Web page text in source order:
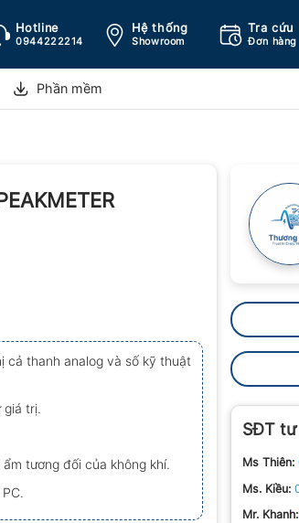
Hotline
0944222214
Hệ thống
Showroom
Tra cứu
Đơn hàng
Phần mềm
SĐT tư
Ms Thiên:
Ms. Kiều:
Mr. Khanh:
cả thanh analog và số kỹ thuật
giá trị.
tương đối của không khí.